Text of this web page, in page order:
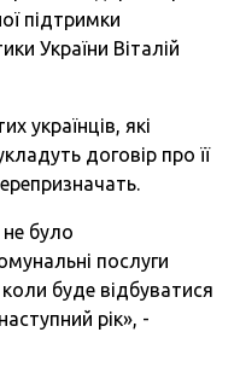
підтримки
України Віталій
українців, які
договір про її
було
послуги
буде відбуватися
рік», -